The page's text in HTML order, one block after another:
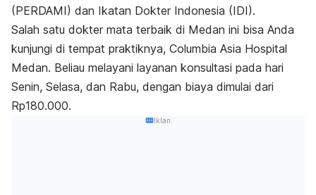
(PERDAMI) dan Ikatan Dokter Indonesia (IDI).
Salah satu dokter mata terbaik di Medan ini bisa Anda
kunjungi di tempat praktiknya, Columbia Asia Hospital
Medan. Beliau melayani layanan konsultasi pada hari
Senin, Selasa, dan Rabu, dengan biaya dimulai dari
Rp180.000.
Iklan